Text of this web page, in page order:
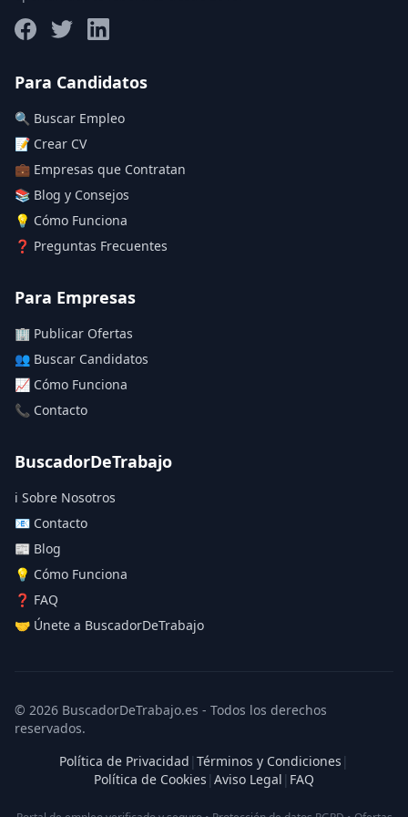
Deja vacío para "sin límite"
Aplicar filtros
Para Candidatos
🔍 Buscar Empleo
📝 Crear CV
💼 Empresas que Contratan
📚 Blog y Consejos
💡 Cómo Funciona
❓ Preguntas Frecuentes
Para Empresas
🏢 Publicar Ofertas
👥 Buscar Candidatos
📈 Cómo Funciona
📞 Contacto
BuscadorDeTrabajo
ℹ️ Sobre Nosotros
📧 Contacto
📰 Blog
💡 Cómo Funciona
❓ FAQ
🤝 Únete a BuscadorDeTrabajo
© 2026 BuscadorDeTrabajo.es - Todos los derechos
reservados.
Política de Privacidad | Términos y Condiciones |
Política de Cookies | Aviso Legal | FAQ